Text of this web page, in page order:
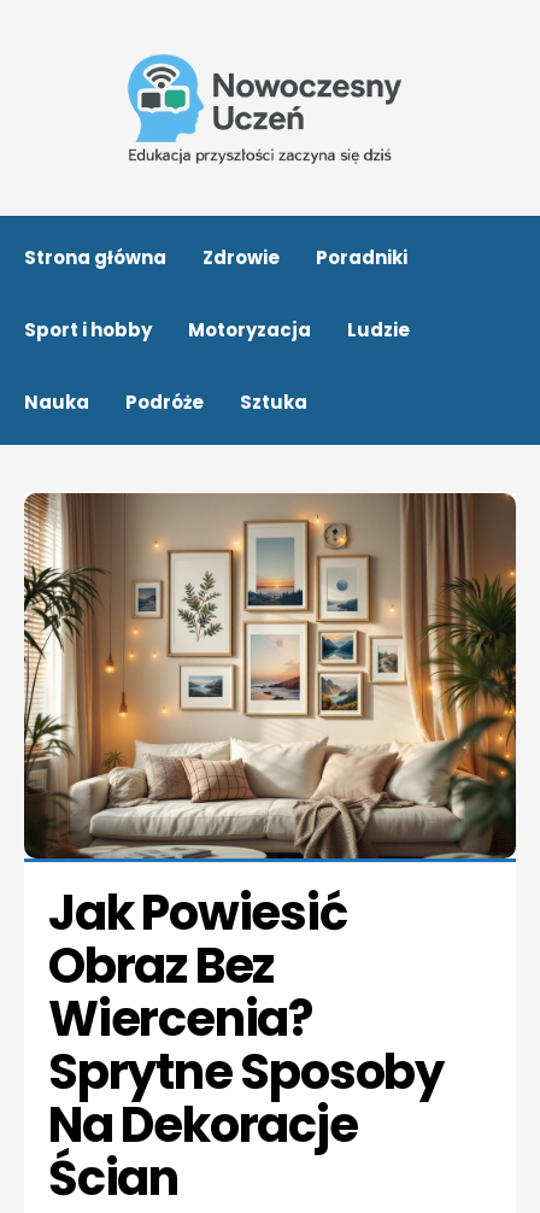
Strona główna Zdrowie Poradniki
Sport i hobby Motoryzacja Ludzie
Nauka Podróże Sztuka
Jak Powiesić
Obraz Bez
Wiercenia?
Sprytne Sposoby
Na Dekoracje
Ścian